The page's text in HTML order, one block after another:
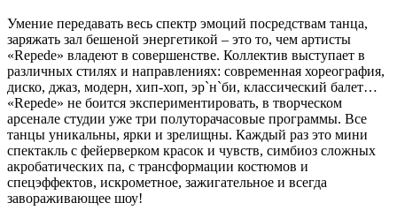
Умение передавать весь спектр эмоций посредствам танца,
заряжать зал бешеной энергетикой – это то, чем артисты
«Repede» владеют в совершенстве. Коллектив выступает в
различных стилях и направлениях: современная хореография,
диско, джаз, модерн, хип-хоп, эр`н`би, классический балет…
«Repede» не боится экспериментировать, в творческом
арсенале студии уже три полуторачасовые программы. Все
танцы уникальны, ярки и зрелищны. Каждый раз это мини
спектакль с фейерверком красок и чувств, симбиоз сложных
акробатических па, с трансформации костюмов и
спецэффектов, искрометное, зажигательное и всегда
завораживающее шоу!